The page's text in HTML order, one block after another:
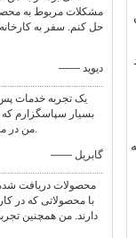
مشکلات مربوط به
حل کنم. سفر به
—— دیوید
یک تجربه خدمات
بسیار سپاسگزارم
من در محل به شرکت من آمد.
—— گابریل
محصولات دریافت
با محصولاتی که در
دارند. من همچنین